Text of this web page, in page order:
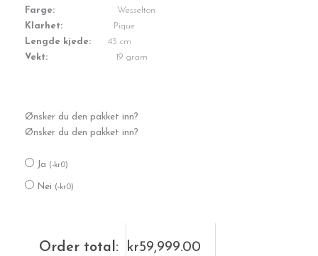
Farge: Wesselton
Klarhet: Pique
Lengde kjede: 43 cm
Vekt:
19 gram
Ønsker du den pakket inn?
Ønsker du den pakket inn?
Ja (-kr0)
Nei (-kr0)
Order total: kr59,999.00
0,50ct
antall